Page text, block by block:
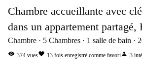
Chambre accueillante avec
dans un appartement partagé,
Chambre 5 Chambres 1 salle de bain
visibility 374 vuesfavorite 13 fois enregistré comme favoriperson 3